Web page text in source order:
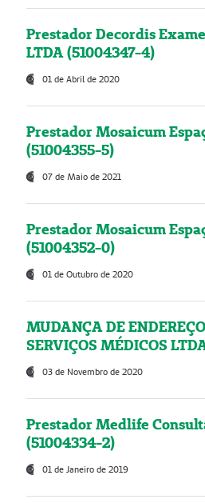
Prestador Decordis
LTDA (51004347-4)
01 de Abril de 2020
Prestador Mosaicum
(51004355-5)
07 de Maio de 2021
Prestador Mosaicum
(51004352-0)
01 de Outubro de 2020
MUDANÇA DE
SERVIÇOS MÉDICOS
03 de Novembro de 2020
Prestador Medlife
(51004334-2)
01 de Janeiro de 2019